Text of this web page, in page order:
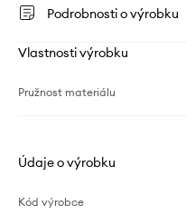
Podrobnosti o výrobku
Vlastnosti výrobku
Pružnost materiálu
Údaje o výrobku
Kód výrobce